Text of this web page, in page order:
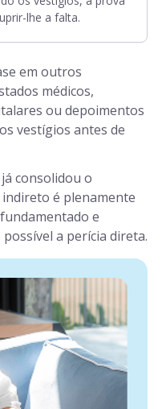
lhe a falta.
em outros
médicos,
ou depoimentos
vestígios antes de
consolidou o
é plenamente
e
a perícia direta.